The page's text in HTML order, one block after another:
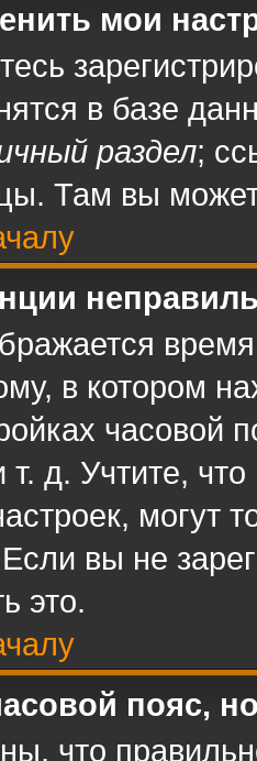
мои
в базе
раздел;
Там вы
в котором
часовой
д. Учтите,
могут
вы не
это.
пояс,
что